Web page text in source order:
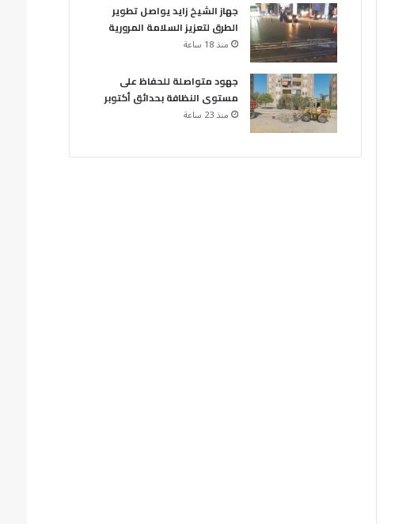
جهاز الشيخ زايد يواصل تطوير
الطرق لتعزيز السلامة المرورية
منذ 18 ساعة
جهود متواصلة للحفاظ على
مستوى النظافة بحدائق أكتوبر
منذ 23 ساعة